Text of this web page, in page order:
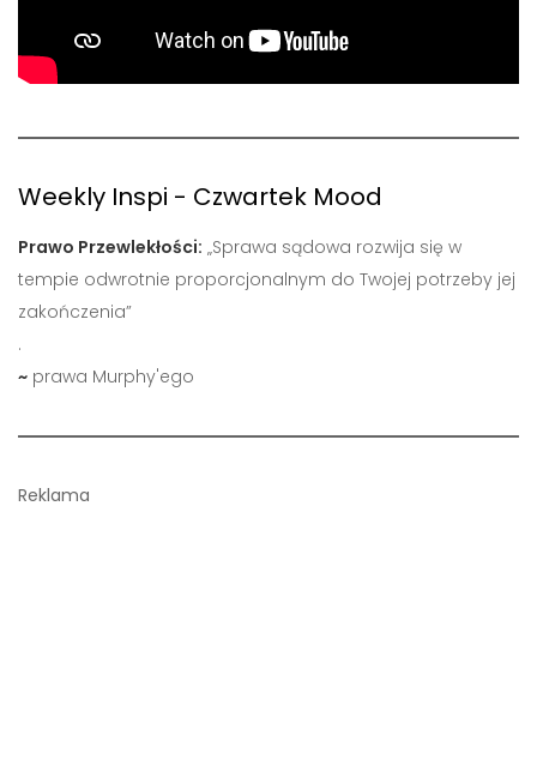
Weekly Inspi - Czwartek Mood
Prawo Przewlekłości: „Sprawa sądowa rozwija się w
tempie odwrotnie proporcjonalnym do Twojej potrzeby jej
zakończenia”
.
~ prawa Murphy'ego
Reklama